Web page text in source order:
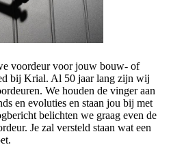
voordeur voor jouw bouw- of
bij Krial. Al 50 jaar lang zijn wij
We houden de vinger aan
en evoluties en staan jou bij met
belichten we graag even de
Je zal versteld staan wat een